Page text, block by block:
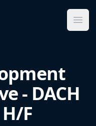
- DACH
F